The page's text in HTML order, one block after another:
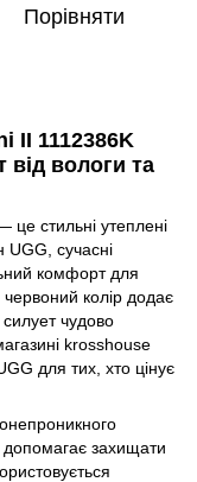
Порівняти
II 1112386K
від вологи та
стильні утеплені
UGG, сучасні
комфорт для
колір додає
чудово
krosshouse
для тих, хто цінує
допомагає захищати